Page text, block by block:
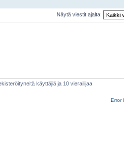
Näytä viestit ajalta:
käyttäjiä ja 10 vierailijaa
Error